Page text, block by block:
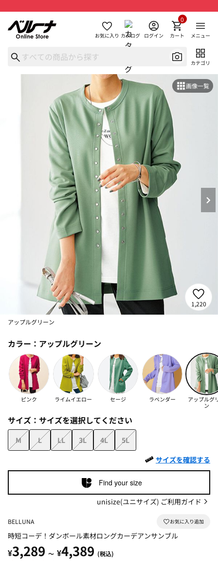
お気に入り カタログ ログイン カート
0
メニュー
カテゴリ
画像一覧
1,220
アップルグリーン
カラー： アップルグリーン
ピンク ライムイエロー セージ ラベンダー
アップルグ
ン
サイズ： サイズを選択してください
M L LL 3L 4L
5L
サイズを確認する
Find your size
unisize(ユニサイズ) ご利用ガイド
BELLUNA
時短コーデ！ダンボール素材ロングカーデアンサンブル
¥3,289 ～ ¥4,389 (税込)